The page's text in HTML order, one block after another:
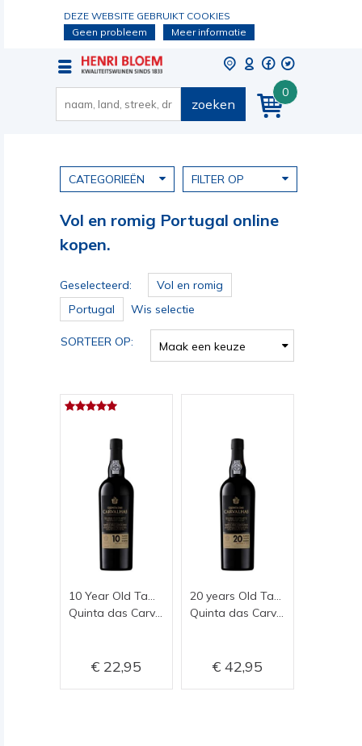
DEZE WEBSITE GEBRUIKT COOKIES
Geen probleem
Meer informatie
0
zoeken
CATEGORIEËN FILTER OP
Vol en romig Portugal online
kopen.
Geselecteerd:
Vol en romig
Portugal
Wis selectie
SORTEER OP: Maak een keuze
22,95 42,95